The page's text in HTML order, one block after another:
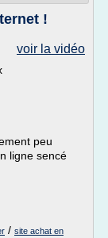
!
voir la vidéo
peu
ligne sencé
/ site achat en